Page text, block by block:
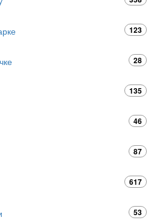
123
28
135
46
87
617
53